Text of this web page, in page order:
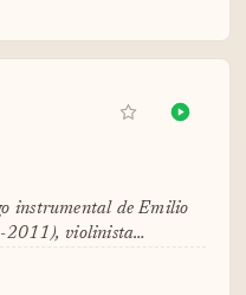
instrumental de Emilio
2011), violinista…